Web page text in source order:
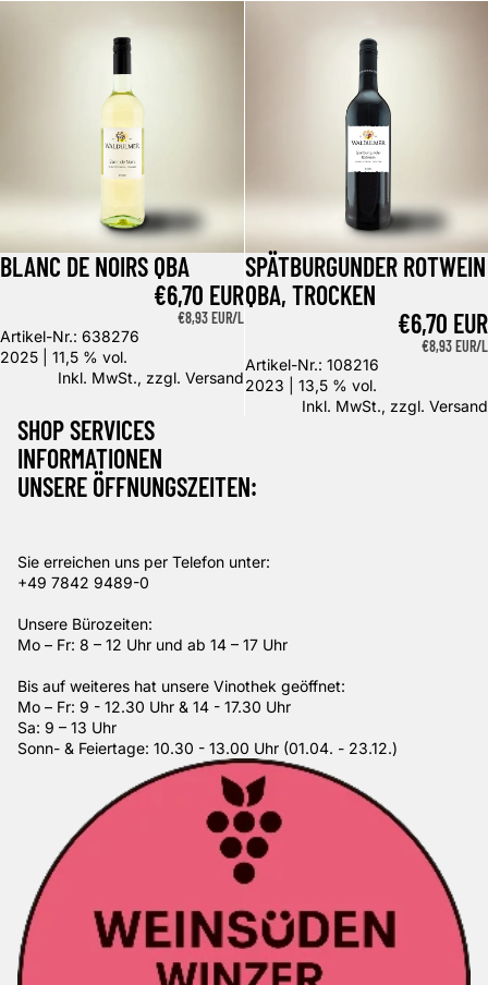
BLANC DE NOIRS QBA
€6,70 EUR
GRUNDPREIS
€8,93 EUR/L
Artikel-Nr.: 638276
2025 | 11,5 % vol.
Inkl. MwSt., zzgl. Versand
SPÄTBURGUNDER ROTWEIN
QBA, TROCKEN
€6,70 EUR
GRUNDPREIS
€8,93 EUR/L
Artikel-Nr.: 108216
2023 | 13,5 % vol.
Inkl. MwSt., zzgl. Versand
SHOP SERVICES
INFORMATIONEN
UNSERE ÖFFNUNGSZEITEN:
Sie erreichen uns per Telefon unter:
+49 7842 9489-0
Unsere Bürozeiten:
Mo – Fr: 8 – 12 Uhr und ab 14 – 17 Uhr
Bis auf weiteres hat unsere Vinothek geöffnet:
Mo – Fr: 9 - 12.30 Uhr & 14 - 17.30 Uhr
Sa: 9 – 13 Uhr
Sonn- & Feiertage: 10.30 - 13.00 Uhr (01.04. - 23.12.)